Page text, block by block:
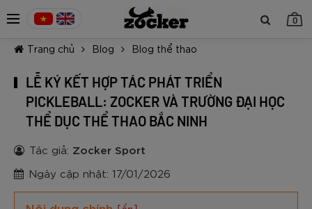
0
TIẾP TỤC MUA HÀNG
Trang chủ Blog Blog thể thao
LỄ KÝ KẾT HỢP TÁC PHÁT TRIỂN
PICKLEBALL: ZOCKER VÀ TRƯỜNG ĐẠI HỌC
THỂ DỤC THỂ THAO BẮC NINH
Tác giả: Zocker Sport
Ngày cập nhật: 17/01/2026